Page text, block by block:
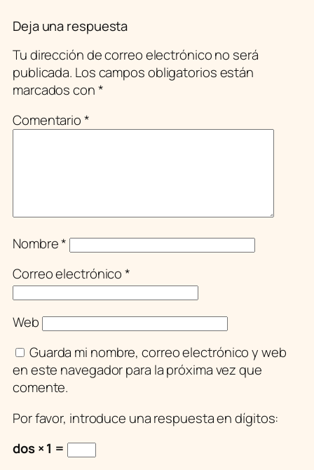
Deja una respuesta
Tu dirección de correo electrónico no será
publicada. Los campos obligatorios están
marcados con*
Comentario*
Nombre*
Correo electrónico*
Web
Guarda mi nombre, correo electrónico y web
en este navegador para la próxima vez que
comente.
Por favor, introduce una respuesta en dígitos:
dos × 1 =